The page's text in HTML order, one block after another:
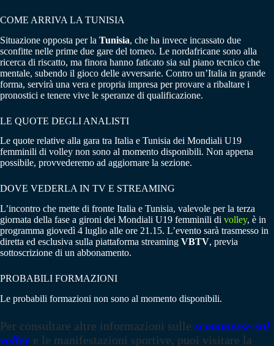
COME ARRIVA LA TUNISIA
Situazione opposta per la Tunisia, che ha invece incassato due
sconfitte nelle prime due gare del torneo. Le nordafricane sono alla
ricerca di riscatto, ma finora hanno faticato sia sul piano tecnico che
mentale, subendo il gioco delle avversarie. Contro un’Italia in grande
forma, servirà una vera e propria impresa per provare a ribaltare i
pronostici e tenere vive le speranze di qualificazione.
LE QUOTE DEGLI ANALISTI
Le quote relative alla gara tra Italia e Tunisia dei Mondiali U19
femminili di volley non sono al momento disponibili. Non appena
possibile, provvederemo ad aggiornare la sezione.
DOVE VEDERLA IN TV E STREAMING
L’incontro che mette di fronte Italia e Tunisia, valevole per la terza
giornata della fase a gironi dei Mondiali U19 femminili di volley, è in
programma giovedì 4 luglio alle ore 21.15. L’evento sarà trasmesso in
diretta ed esclusiva sulla piattaforma streaming VBTV, previa
sottoscrizione di un abbonamento.
PROBABILI FORMAZIONI
Le probabili formazioni non sono al momento disponibili.
Per consultare altre informazioni sulle scommesse sul
volley e le manifestazioni sportive, puoi visitare la